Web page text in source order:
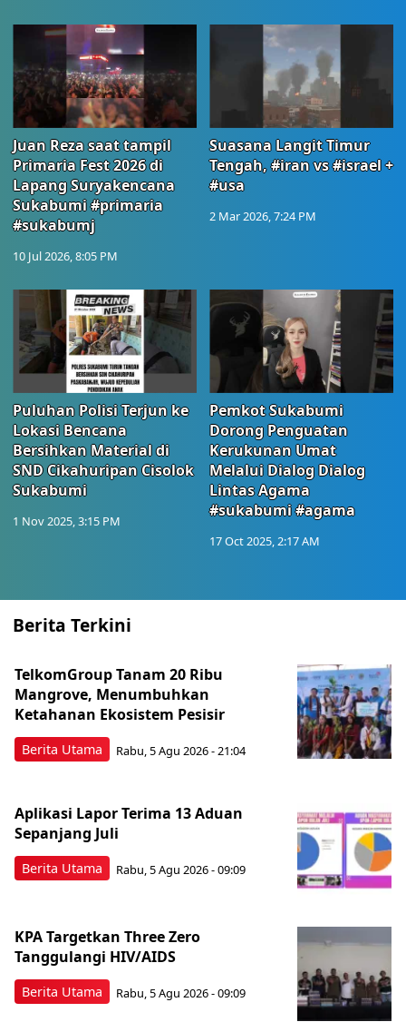
Juan Reza saat tampil
Primaria Fest 2026 di
Lapang Suryakencana
Sukabumi #primaria
#sukabumj
10 Jul 2026, 8:05 PM
Suasana Langit Timur
Tengah, #iran vs #israel +
#usa
2 Mar 2026, 7:24 PM
Puluhan Polisi Terjun ke
Lokasi Bencana
Bersihkan Material di
SND Cikahuripan Cisolok
Sukabumi
1 Nov 2025, 3:15 PM
Pemkot Sukabumi
Dorong Penguatan
Kerukunan Umat
Melalui Dialog Dialog
Lintas Agama
#sukabumi #agama
17 Oct 2025, 2:17 AM
Berita Terkini
Berita Utama
TelkomGroup Tanam 20 Ribu
Mangrove, Menumbuhkan
Ketahanan Ekosistem Pesisir
Rabu, 5 Agu 2026 - 21:04
Berita Utama
Aplikasi Lapor Terima 13 Aduan
Sepanjang Juli
Rabu, 5 Agu 2026 - 09:09
Berita Utama
KPA Targetkan Three Zero
Tanggulangi HIV/AIDS
Rabu, 5 Agu 2026 - 09:09